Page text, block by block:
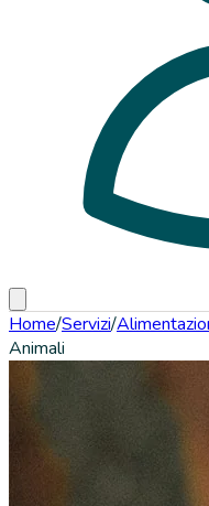
Home/Servizi/
Animali